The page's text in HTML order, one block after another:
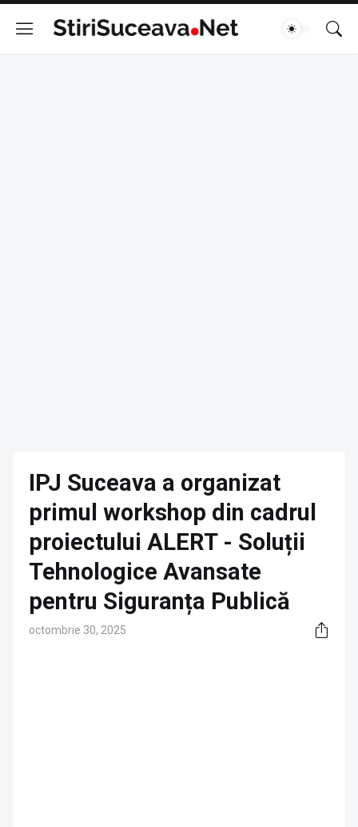
IPJ Suceava a organizat
primul workshop din cadrul
proiectului ALERT - Soluții
Tehnologice Avansate
pentru Siguranța Publică
octombrie 30, 2025